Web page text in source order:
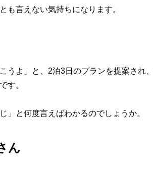
も言えない気持ちになります。
うよ」と、2泊3日のプランを提案され
す。
と何度言えばわかるのでしょうか。
ん